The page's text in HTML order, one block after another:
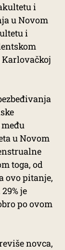
i
u Novom
i
Karlovačkoj
u Novom
toga, od
ovo pitanje,
je
po ovom
novca,